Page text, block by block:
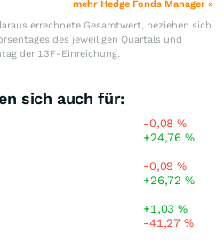
mehr Hedge Fonds Manager »
errechnete Gesamtwert, beziehen sich
des jeweiligen Quartals und
der 13F-Einreichung.
sich auch für:
-0,08%
+24,76%
-0,09%
+26,72%
+1,03%
-41,27%